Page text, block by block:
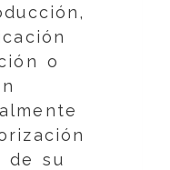
o
de su